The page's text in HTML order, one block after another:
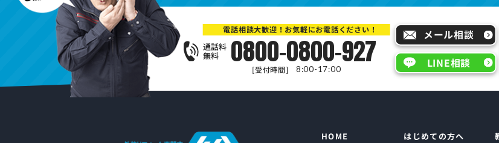
メール相談
LINE相談
電話相談大歓迎！お気軽にお電話ください！
通話料
無料 0800-0800-927
[受付時間] 8:00-17:00
HOME
はじめての方へ